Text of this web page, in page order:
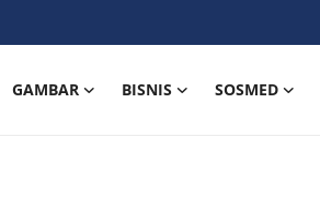
GAMBAR BISNIS SOSMED